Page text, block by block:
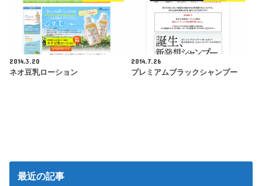
2014.3.20
ネオ豆乳ローション
2014.7.26
プレミアムブラックシャンプー
最近の記事